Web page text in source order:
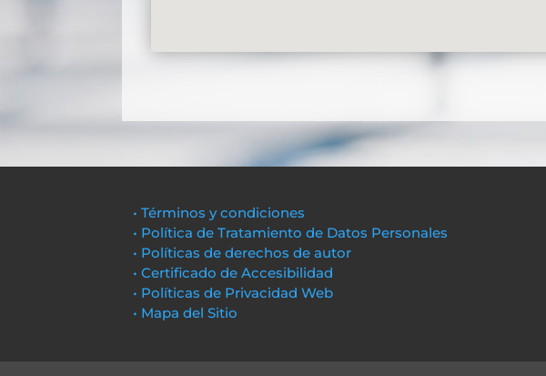
• Términos y condiciones
• Política de Tratamiento de Datos Personales
• Políticas de derechos de autor
• Certificado de Accesibilidad
• Políticas de Privacidad Web
• Mapa del Sitio